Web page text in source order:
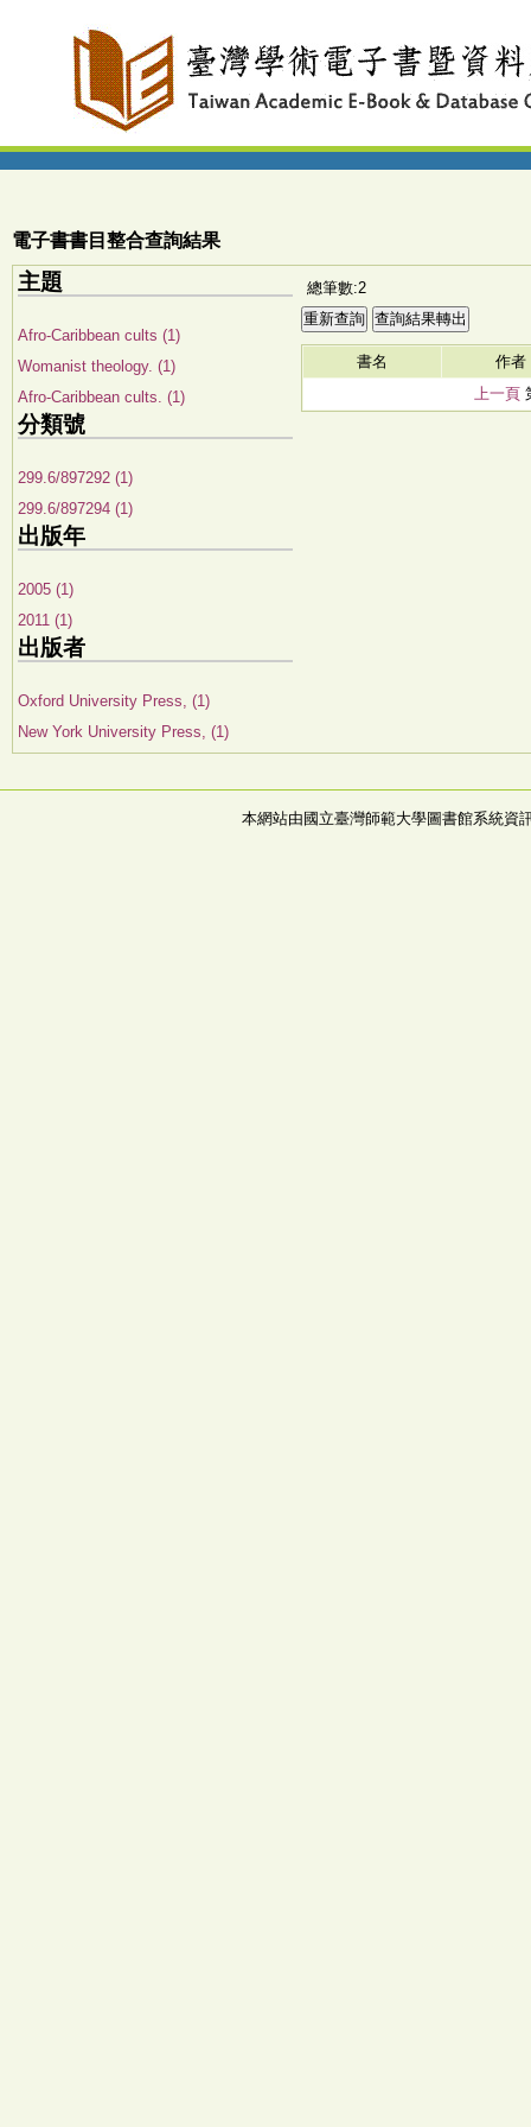
電子書書目整合查詢結果
主題
Afro-Caribbean cults (1)
Womanist theology. (1)
Afro-Caribbean cults. (1)
分類號
299.6/897292 (1)
299.6/897294 (1)
出版年
2005 (1)
2011 (1)
出版者
Oxford University Press, (1)
New York University Press, (1)
總筆數:2
書名
作者
上一頁
本網站由國立臺灣師範大學圖書館系統資